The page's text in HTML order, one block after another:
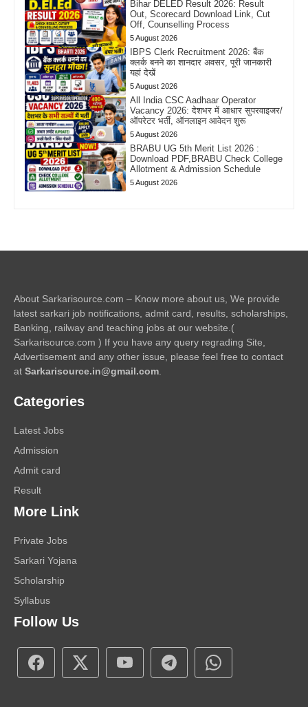
Bihar DELED Result 2026: Result
Out, Scorecard Download Link, Cut
Off, Counselling Process
5 August 2026
IBPS Clerk Recruitment 2026: बैंक
क्लर्क बनने का शानदार अवसर, पूरी जानकारी
यहां देखें
5 August 2026
All India CSC Aadhaar Operator
Vacancy 2026: देशभर में आधार सुपरवाइजर/
ऑपरेटर भर्ती, ऑनलाइन आवेदन शुरू
5 August 2026
BRABU UG 5th Merit List 2026 :
Download PDF,BRABU Check College
Allotment & Admission Schedule
5 August 2026
About Sarkarisource.com – Know more about us, We provide
latest sarkari job notifications, admit card, results, scholarships,
Banking, railway and teaching jobs at our website.(
Sarkarisource.com ) If you have any query regrading Site,
Advertisement and any other issue, please feel free to contact
at Sarkarisource.in@gmail.com
Categories
Latest Jobs
Admission
Admit card
Result
More Link
Private Jobs
Sarkari Yojana
Scholarship
Syllabus
Follow Us